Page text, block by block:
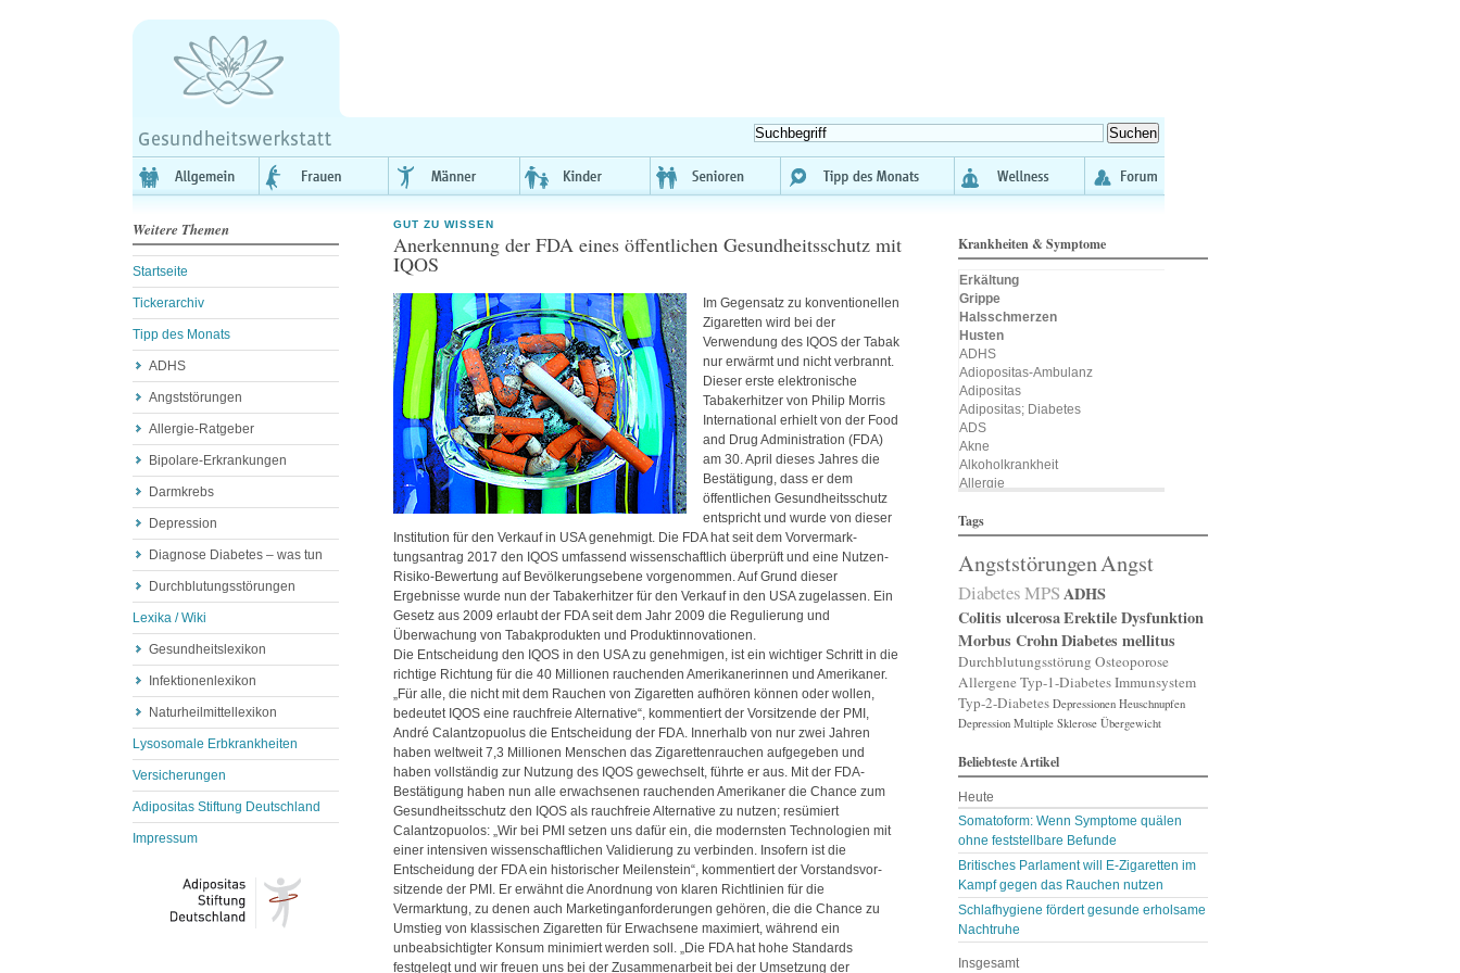
Weitere Themen
Startseite
Tickerarchiv
Tipp des Monats
ADHS
Angststörungen
Allergie-Ratgeber
Bipolare-Erkrankungen
Darmkrebs
Depression
Diagnose Diabetes – was tun
Durchblutungsstörungen
Lexika / Wiki
Gesundheitslexikon
Infektionenlexikon
Naturheilmittellexikon
Lysosomale Erbkrankheiten
Versicherungen
Adipositas Stiftung Deutschland
Impressum
GUT ZU WISSEN
Anerkennung der FDA eines öffentlichen Gesundheitsschutz mit
IQOS
Im Gegensatz zu konventionellen
Zigaretten wird bei der
Verwendung des IQOS der Tabak
nur erwärmt und nicht verbrannt.
Dieser erste elektronische
Tabakerhitzer von Philip Morris
International erhielt von der Food
and Drug Administration (FDA)
am 30. April dieses Jahres die
Bestätigung, dass er dem
öffentlichen Gesundheitsschutz
entspricht und wurde von dieser
Institution für den Verkauf in USAgenehmigt. Die FDAhat seit dem Vorvermark-
tungsantrag 2017 den IQOS umfassend wissenschaftlich überprüft und eine Nutzen-
Risiko-Bewertung auf Bevölkerungsebene vorgenommen. Auf Grund dieser
Ergebnisse wurde nun der Tabakerhitzer für den Verkauf in den USAzugelassen. Ein
Gesetz aus 2009 erlaubt der FDAseit dem Jahr 2009 die Regulierung und
Überwachung von Tabakprodukten und Produktinnovationen.
Die Entscheidung den IQOS in den USAzu genehmigen, ist ein wichtiger Schritt in die
richtige Richtung für die 40 Millionen rauchenden Amerikanerinnen und Amerikaner.
„Für alle, die nicht mit dem Rauchen von Zigaretten aufhören können oder wollen,
bedeutet IQOS eine rauchfreie Alternative“, kommentiert der Vorsitzende der PMI ,
André Calantzopuolus die Entscheidung der FDA. Innerhalb von nur zwei Jahren
haben weltweit 7,3 Millionen Menschen das Zigarettenrauchen aufgegeben und
haben vollständig zur Nutzung des IQOS gewechselt, führte er aus. Mit der FDA-
Bestätigung haben nun alle erwachsenen rauchenden Amerikaner die Chance zum
Gesundheitsschutz den IQOS als rauchfreie Alternative zu nutzen; resümiert
Calantzopuolos: „Wir bei PMI setzen uns dafür ein, die modernsten Technologien mit
einer intensiven wissenschaftlichen Validierung zu verbinden. Insofern ist die
Entscheidung der FDAein historischer Meilenstein“, kommentiert der Vorstandsvor-
sitzende der PMI . Er erwähnt die Anordnung von klaren Richtlinien für die
Vermarktung, zu denen auch Marketinganforderungen gehören, die die Chance zu
Umstieg von klassischen Zigaretten für Erwachsene maximiert, während ein
unbeabsichtigter Konsum minimiert werden soll. „Die FDAhat hohe Standards
festgelegt und wir freuen uns bei der Zusammenarbeit bei der Umsetzung der
Krankheiten & Symptome
Erkältung
Grippe
Halsschmerzen
Husten
ADHS
Adiopositas-Ambulanz
Adipositas
Adipositas; Diabetes
ADS
Akne
Alkoholkrankheit
Allergie
Allergischer Schnupfen
Alzheimer
Amputation
Angst
Angststörung
Angststörungen
App
Arterienverengung
Arteriosklerose
Arthritis
Arthrose
Asthma
Augenerkrankungen
Autismus
Bakterien
Bakterienansiedlung
Ballast-Stoffe
Bauchschmerzen
Biomarker
Blähungen
Blasen- oder Lungenent …
Blasenschwäche
Blutdruck
Tags
AngststörungenAngst
DiabetesMPSADHS
Colitis ulcerosaErektile Dysfunktion
Morbus CrohnDiabetes mellitus
Durchblutungsstörung Osteoporose
Allergene Typ-1-DiabetesImmunsystem
Typ-2-Diabetes Depressionen Heuschnupfen
Depression Multiple Sklerose Übergewicht
Beliebteste Artikel
Heute
Somatoform: Wenn Symptome quälen
ohne feststellbare Befunde
Britisches Parlament will E-Zigaretten im
Kampf gegen das Rauchen nutzen
Schlafhygiene fördert gesunde erholsame
Nachtruhe
Insgesamt